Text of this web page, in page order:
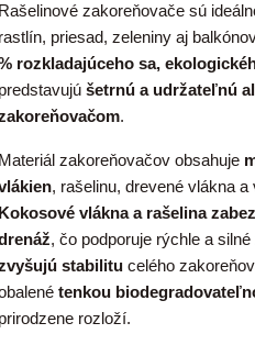
zakoreňovače sú
priesad, zeleniny aj
rozkladajúceho sa,
šetrnú a udržateľnú
.
zakoreňovačov obsahuje
, rašelinu, drevené vlákna a
vlákna a rašelina
, čo podporuje rýchle a
stabilitucelého
tenkou
rozloží.